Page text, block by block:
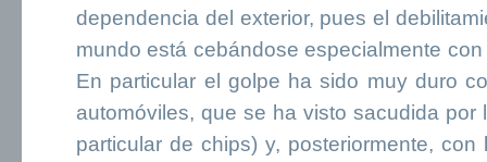
dependencia del exterior, pues el
mundo está cebándose especialmente
En particular el golpe ha sido muy duro
automóviles, que se ha visto sacudida por
particular de chips) y, posteriormente,